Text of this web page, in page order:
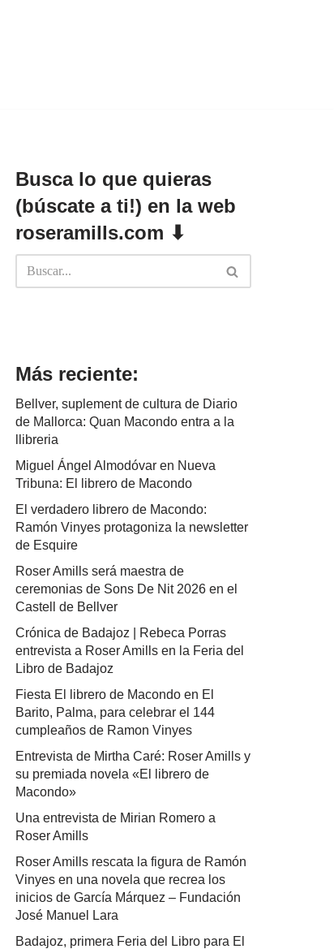
Busca lo que quieras
(búscate a ti!) en la web
roseramills.com ⬇
Más reciente:
Bellver, suplement de cultura de Diario
de Mallorca: Quan Macondo entra a la
llibreria
Miguel Ángel Almodóvar en Nueva
Tribuna: El librero de Macondo
El verdadero librero de Macondo:
Ramón Vinyes protagoniza la newsletter
de Esquire
Roser Amills será maestra de
ceremonias de Sons De Nit 2026 en el
Castell de Bellver
Crónica de Badajoz | Rebeca Porras
entrevista a Roser Amills en la Feria del
Libro de Badajoz
Fiesta El librero de Macondo en El
Barito, Palma, para celebrar el 144
cumpleaños de Ramon Vinyes
Entrevista de Mirtha Caré: Roser Amills y
su premiada novela «El librero de
Macondo»
Una entrevista de Mirian Romero a
Roser Amills
Roser Amills rescata la figura de Ramón
Vinyes en una novela que recrea los
inicios de García Márquez – Fundación
José Manuel Lara
Badajoz, primera Feria del Libro para El